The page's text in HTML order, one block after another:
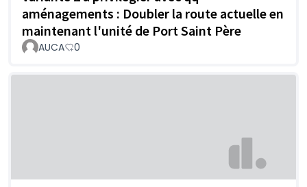
aménagements : Doubler la route actuelle en
maintenant l'unité de Port Saint Père
AUCA 0